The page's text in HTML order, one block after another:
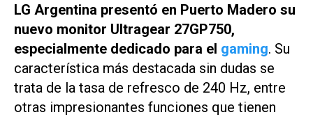
LG Argentina presentó en Puerto Madero su
nuevo monitor Ultragear 27GP750,
especialmente dedicado para el gaming. Su
característica más destacada sin dudas se
trata de la tasa de refresco de 240 Hz, entre
otras impresionantes funciones que tienen